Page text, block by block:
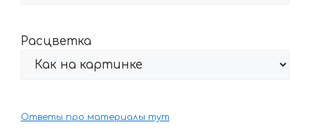
Расцветка
Ответы про материалы тут